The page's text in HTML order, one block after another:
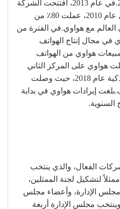
سونيرا في النرويج عام 2009.في عام 2013، افتتحت الشركة
مكتبها الجديد في كندا.بحلول عام 2010، عملت 80٪ من
في العالم مع هواوي.في الفترة من
هواوي في مجال إنتاج الهواتف
وصلت مبيعات هواوي من الهواتف
هواوي على المركز الثاني
دوليا من مبيعات الهواتف الذكية عام 2018، حيث وصلت
مليون هاتف.بلغت إيرادات هواوي في بداية
الفعال، والذي ينتخب
الموظفون المساهمون 115 ممثلاً لتشكيل لجنة الممثلين،
الإدارة، وأعضاء مجلس
مجلس الإدارة أربعة